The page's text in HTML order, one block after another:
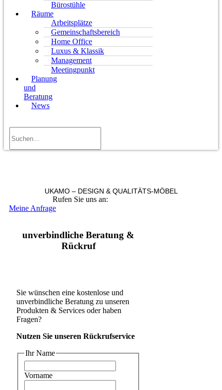
Bürostühle
Räume
Arbeitsplätze
Gemeinschaftsbereich
Home Office
Luxus & Klassik
Management
Meetingpunkt
Planung
und
Beratung
News
UKAMO – DESIGN & QUALITÄTS-MÖBEL
Rufen Sie uns an:
Meine Anfrage
unverbindliche Beratung &
Rückruf
Sie wünschen eine kostenlose und
unverbindliche Beratung zu unseren
Produkten & Services oder haben
Fragen?
Nutzen Sie unseren Rückrufservice
Ihr Name
Vorname